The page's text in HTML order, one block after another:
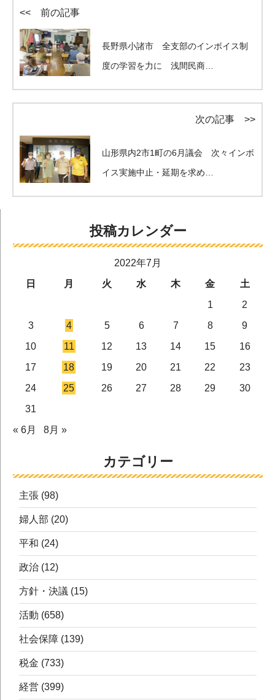
<< 前の記事
長野県小諸市 全支部のインボイス制
度の学習を力に 浅間民商…
次の記事 >>
山形県内2市1町の6月議会 次々インボ
イス実施中止・延期を求め…
投稿カレンダー
2022年7月
日
月 火 水 木 金
土
1
2
3
4 5 6 7 8
9
10
11 12 13 14 15
16
17
18 19 20 21 22
23
24
25 26 27 28 29
30
31
« 6月
8月 »
カテゴリー
主張 (98)
婦人部 (20)
平和 (24)
政治 (12)
方針・決議 (15)
活動 (658)
社会保障 (139)
税金 (733)
経営 (399)